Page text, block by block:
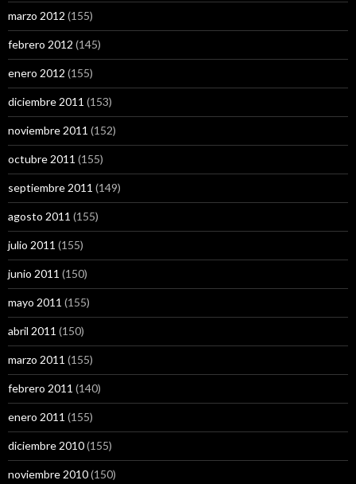
marzo 2012 (155)
febrero 2012 (145)
enero 2012 (155)
diciembre 2011 (153)
noviembre 2011 (152)
octubre 2011 (155)
septiembre 2011 (149)
agosto 2011 (155)
julio 2011 (155)
junio 2011 (150)
mayo 2011 (155)
abril 2011 (150)
marzo 2011 (155)
febrero 2011 (140)
enero 2011 (155)
diciembre 2010(155)
noviembre 2010(150)